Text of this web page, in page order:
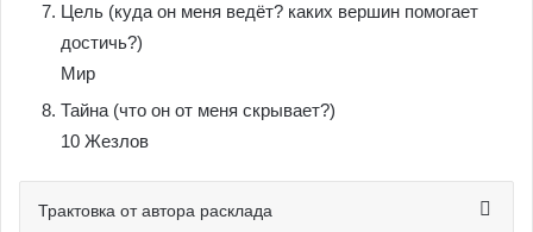
Цель (куда он меня ведёт? каких вершин помогает
достичь?)
Мир
Тайна (что он от меня скрывает?)
10 Жезлов
Трактовка от автора расклада